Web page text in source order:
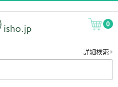
0
詳細検索